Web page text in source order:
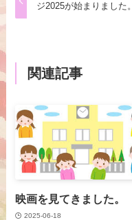
ジ2025が始まりました。
関連記事
映画を見てきました。
2025-06-18